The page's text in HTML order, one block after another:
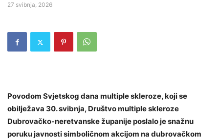
27 svibnja, 2026
Povodom Svjetskog dana multiple skleroze, koji se
obilježava 30. svibnja, Društvo multiple skleroze
Dubrovačko-neretvanske županijeposlalo je snažnu
poruku javnosti simboličnom akcijom na dubrovačkom